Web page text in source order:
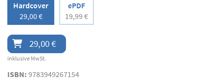
Hardcover
29,00 €
ePDF
19,99 €
29,00 €
inklusive MwSt.
ISBN: 9783949267154